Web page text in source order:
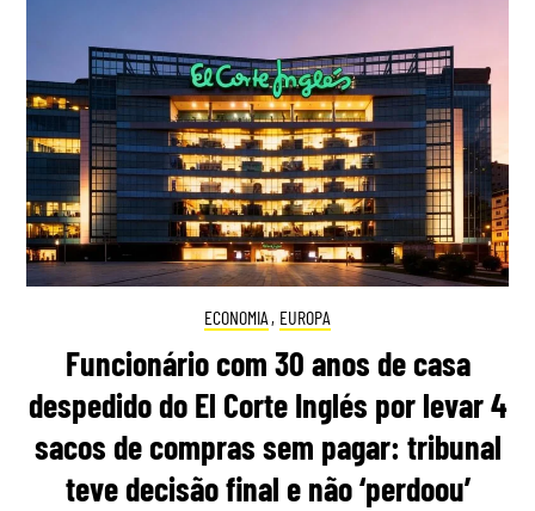
ECONOMIA , EUROPA
Funcionário com 30 anos de casa
despedido do El Corte Inglés por levar 4
sacos de compras sem pagar: tribunal
teve decisão final e não ‘perdoou’